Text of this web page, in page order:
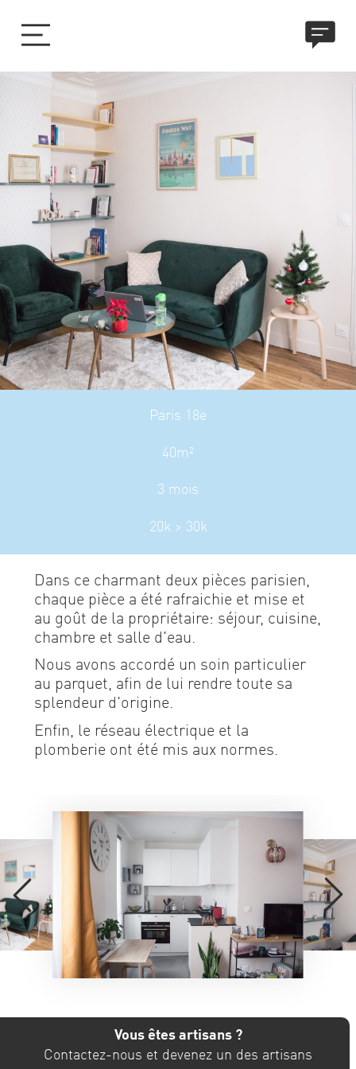
Paris 18e
40m²
3 mois
20k > 30k
Dans ce charmant deux pièces parisien,
chaque pièce a été rafraichie et mise et
au goût de la propriétaire: séjour, cuisine,
chambre et salle d'eau.
Nous avons accordé un soin particulier
au parquet, afin de lui rendre toute sa
splendeur d'origine.
Enfin, le réseau électrique et la
plomberie ont été mis aux normes.
Vous êtes artisans ?
Contactez-nous et devenez un des artisans